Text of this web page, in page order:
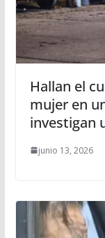
Hallan el
mujer en
investigan
junio 13, 2026